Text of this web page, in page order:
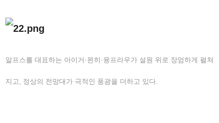
알프스를 대표하는 아이거·묀히·융프라우가 설원 위로 장엄하게 펼쳐
지고, 정상의 전망대가 극적인 풍광을 더하고 있다.